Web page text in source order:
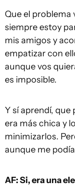
Que el problema
siempre estoy
mis amigos y
empatizar con
aunque vos
es imposible.
Y sí aprendí,
era más chica y
minimizarlos.
aunque me
AF: Si, era una